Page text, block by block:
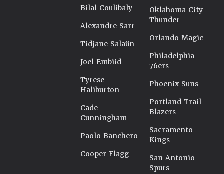
Bilal Coulibaly
Alexandre Sarr
Tidjane Salaün
Joel Embiid
Tyrese
Haliburton
Cade
Cunningham
Paolo Banchero
Cooper Flagg
Oklahoma City
Thunder
Orlando Magic
Philadelphia
76ers
Phoenix Suns
Portland Trail
Blazers
Sacramento
Kings
San Antonio
Spurs